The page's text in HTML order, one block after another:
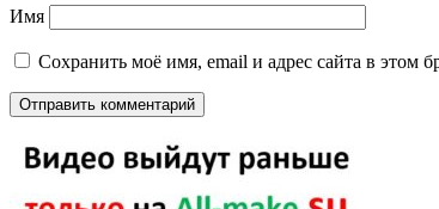
Имя
Сохранить моё имя, email и адрес сайта в этом